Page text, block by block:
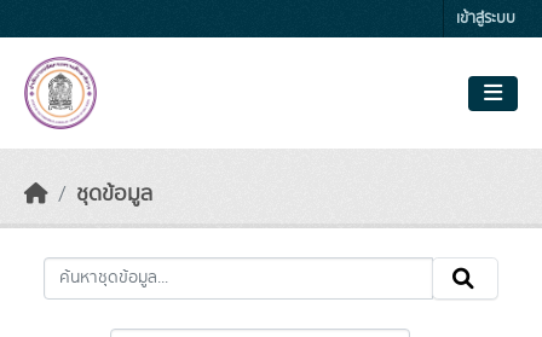
เข้าสู่ระบบ
ชุดข้อมูล